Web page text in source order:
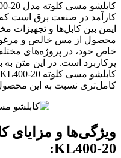
کارآمد در صنعت برق است که
ایمن بین کابل‌ها و
محصول از مس خالص و
خاص خود، در پروژه‌های
پرکاربرد است. در این متن به
کامل‌تری نسبت به این
ویژگی‌ها و مزایای
KL400-20: